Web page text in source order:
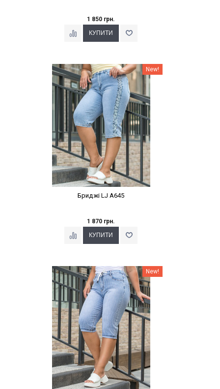
1 850 грн.
Наклейки Варіант з % New!
Бриджі LJ A645
1 870 грн.
Наклейки Варіант з % New!